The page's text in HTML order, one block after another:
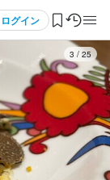
ログイン
3 / 25